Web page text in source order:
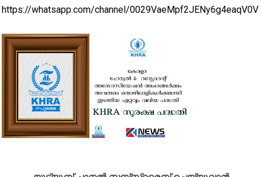
https://whatsapp.com/channel/0029VaeMpf2JENy6g4eaqV0V